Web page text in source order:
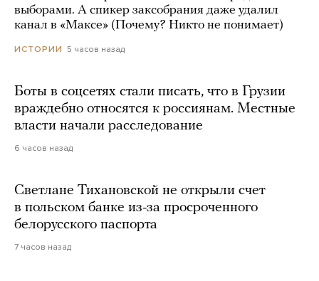
выборами. А спикер заксобрания даже удалил
канал в «Максе» (Почему? Никто не понимает)
ИСТОРИИ 5 часов назад
Боты в соцсетях стали писать, что в Грузии
враждебно относятся к россиянам. Местные
власти начали расследование
6 часов назад
Светлане Тихановской не открыли счет
в польском банке из-за просроченного
белорусского паспорта
7 часов назад